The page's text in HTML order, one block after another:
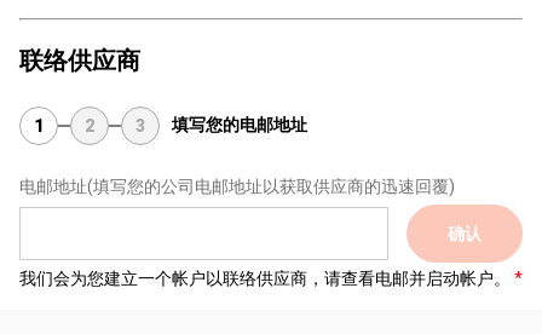
联络供应商
1 2 3 填写您的电邮地址
电邮地址(填写您的公司电邮地址以获取供应商的迅速回覆)
确认
我们会为您建立一个帐户以联络供应商，请查看电邮并启动帐户。